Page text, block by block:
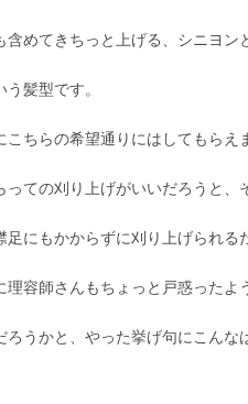
めてきちっと上げる、シニヨン
髪型です。
ちらの希望通りにはしてもらえ
ての刈り上げがいいだろうと、
にもかからずに刈り上げられる
容師さんもちょっと戸惑ったよ
うかと、やった挙げ句にこん